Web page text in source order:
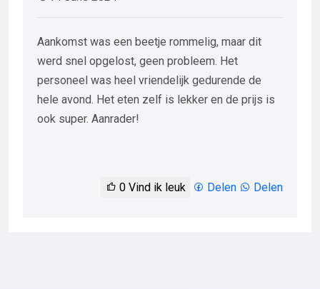
Aankomst was een beetje rommelig, maar dit
werd snel opgelost, geen probleem. Het
personeel was heel vriendelijk gedurende de
hele avond. Het eten zelf is lekker en de prijs is
ook super. Aanrader!
0 Vind ik leuk Delen Delen